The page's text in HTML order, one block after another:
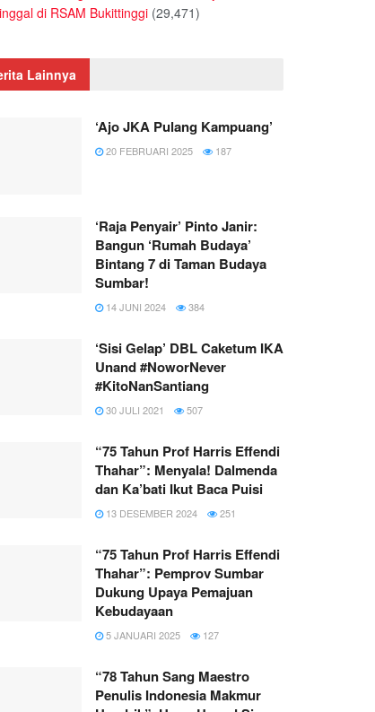
di RSAM Bukittinggi (29,471)
Lainnya
‘Ajo JKA Pulang Kampuang’
20 FEBRUARI 2025 187
‘Raja Penyair’ Pinto Janir:
Bangun ‘Rumah Budaya’
Bintang 7 di Taman Budaya
Sumbar!
14 JUNI 2024 384
‘Sisi Gelap’ DBL Caketum IKA
Unand #NoworNever
#KitoNanSantiang
30 JULI 2021 507
“75 Tahun Prof Harris Effendi
Thahar”: Menyala! Dalmenda
dan Ka’bati Ikut Baca Puisi
13 DESEMBER 2024 251
“75 Tahun Prof Harris Effendi
Thahar”: Pemprov Sumbar
Dukung Upaya Pemajuan
Kebudayaan
5 JANUARI 2025 127
“78 Tahun Sang Maestro
Penulis Indonesia Makmur